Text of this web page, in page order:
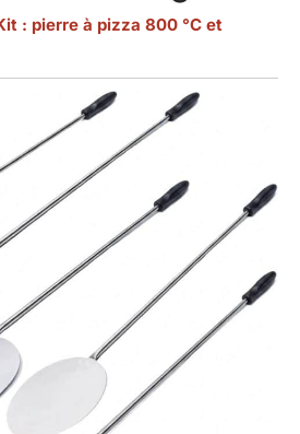
: pierre à pizza 800 °C et